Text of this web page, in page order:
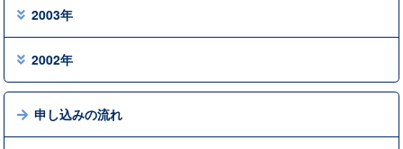
2003年
2002年
申し込みの流れ